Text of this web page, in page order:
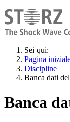
Sei qui:
Pagina
Discipline
Banca dati
Banca